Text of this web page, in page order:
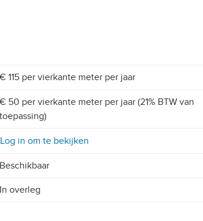
€ 115 per vierkante meter per jaar
€ 50 per vierkante meter per jaar (21% BTW van
toepassing)
Log in om te bekijken
Beschikbaar
In overleg